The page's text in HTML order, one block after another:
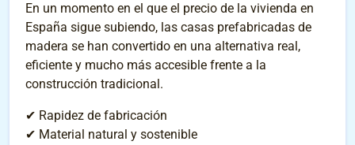
En un momento en el que el precio de la vivienda en
España sigue subiendo, las casas prefabricadas de
madera se han convertido en una alternativa real,
eficiente y mucho más accesible frente a la
construcción tradicional.
✔ Rapidez de fabricación
✔ Material natural y sostenible